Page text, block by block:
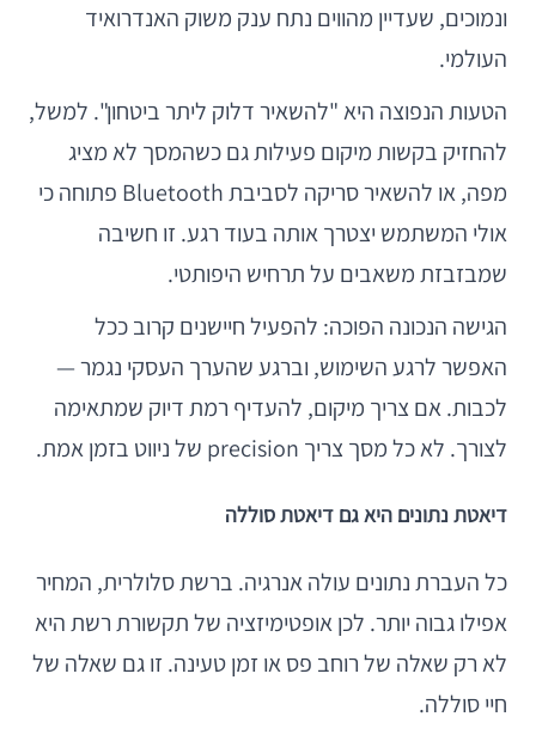
ונמוכים, שעדיין מהווים נתח ענק משוק האנדרואיד
העולמי.
הטעות הנפוצה היא "להשאיר דלוק ליתר ביטחון". למשל,
להחזיק בקשות מיקום פעילות גם כשהמסך לא מציג
מפה, או להשאיר סריקה לסביבת Bluetooth פתוחה כי
אולי המשתמש יצטרך אותה בעוד רגע. זו חשיבה
שמבזבזת משאבים על תרחיש היפותטי.
הגישה הנכונה הפוכה: להפעיל חיישנים קרוב ככל
האפשר לרגע השימוש, וברגע שהערך העסקי נגמר —
לכבות. אם צריך מיקום, להעדיף רמת דיוק שמתאימה
לצורך. לא כל מסך צריך precision של ניווט בזמן אמת.
דיאטת נתונים היא גם דיאטת סוללה
כל העברת נתונים עולה אנרגיה. ברשת סלולרית, המחיר
אפילו גבוה יותר. לכן אופטימיזציה של תקשורת רשת היא
לא רק שאלה של רוחב פס או זמן טעינה. זו גם שאלה של
חיי סוללה.